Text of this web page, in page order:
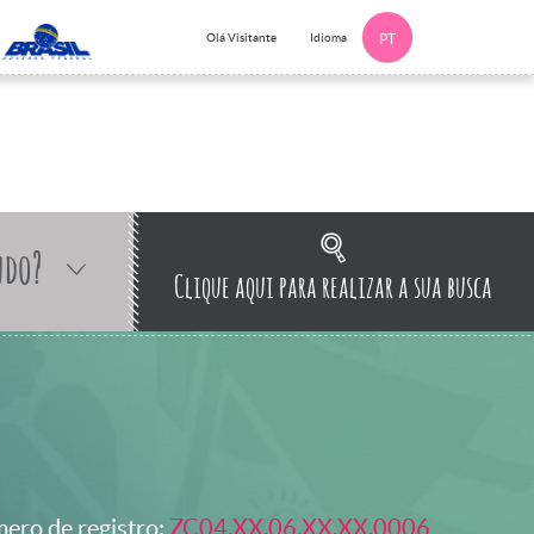
Olá Visitante Idioma PT
Clique aqui para realizar a sua busca
de registro: ZC04.XX.06.XX.XX.0006